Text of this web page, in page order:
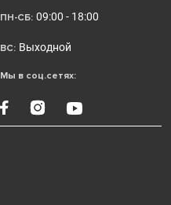
ПН-СБ: 09:00 - 18:00
ВС: Выходной
Мы в соц.сетях: